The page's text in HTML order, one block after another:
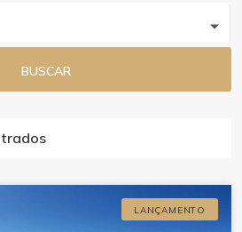
BUSCAR
LANÇAMENTO